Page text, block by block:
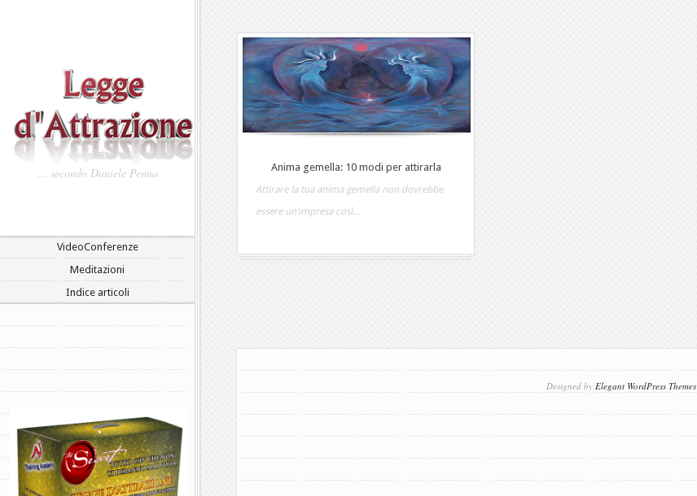
… secondo Daniele Penna
VideoConferenze
Meditazioni
Indice articoli
.
Anima gemella: 10 modi per attirarla
Attirare la tua anima gemella non dovrebbe
essere un’impresa così...
Designed by Elegant WordPress Themes